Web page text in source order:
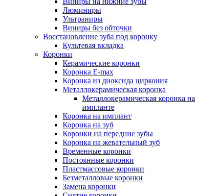
Люминиры
Ультраниры
Виниры без обточки
Восстановление зуба под коронку
Культевая вкладка
Коронки
Керамические коронки
Коронка Е-max
Коронка из диоксида циркония
Металлокерамическая коронка
Металлокерамическая коронка на
импланте
Коронка на имплант
Коронка на зуб
Коронки на передние зубы
Коронка на жевательный зуб
Временные коронки
Постоянные коронки
Пластмассовые коронки
Безметалловые коронки
Замена коронки